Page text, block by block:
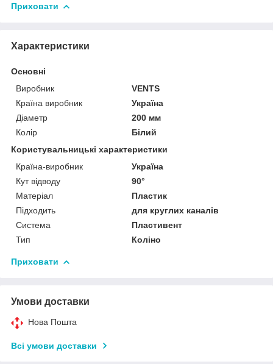
Приховати
Характеристики
Основні
Виробник
VENTS
Країна виробник
Україна
Діаметр
200 мм
Колір
Білий
Користувальницькі характеристики
Країна-виробник
Україна
Кут відводу
90°
Матеріал
Пластик
Підходить
для круглих каналів
Система
Пластивент
Тип
Коліно
Приховати
Умови доставки
Нова Пошта
Всі умови доставки